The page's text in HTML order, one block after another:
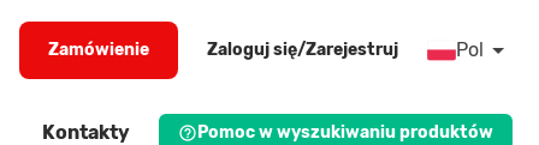
Zamówienie Zaloguj się/Zarejestruj Pol
Kontakty Pomoc w wyszukiwaniu produktów